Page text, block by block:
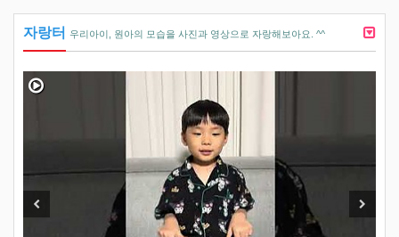
자랑터 우리아이, 원아의 모습을 사진과 영상으로 자랑해보아요. ^^